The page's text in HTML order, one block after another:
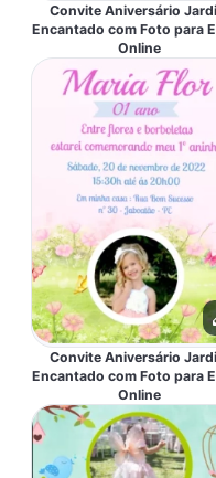
Convite Aniversário
Encantado com Foto para
Online
Convite Aniversário
Encantado com Foto para
Online